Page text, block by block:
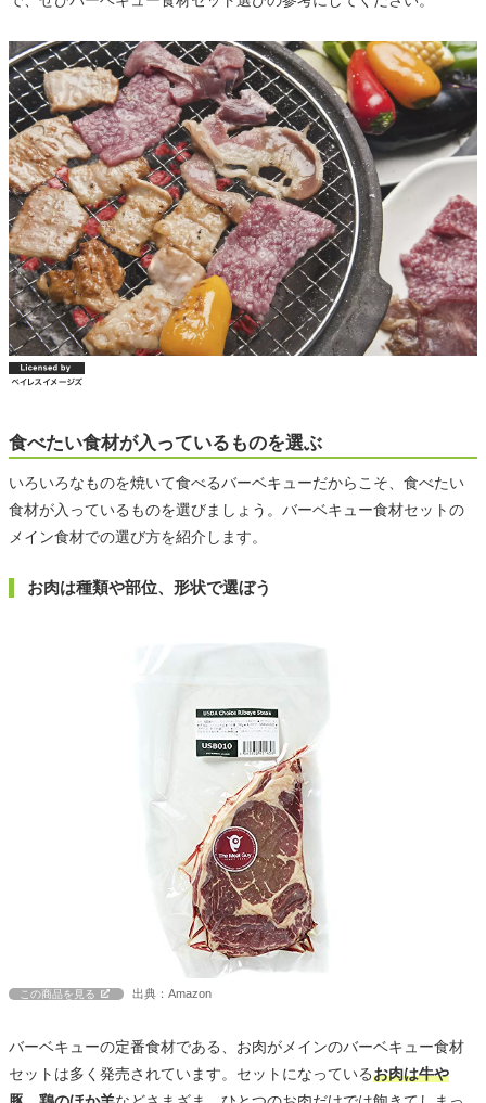
食べたい食材が入っているものを選ぶ
いろいろなものを焼いて食べるバーベキューだからこそ、食べたい
食材が入っているものを選びましょう。バーベキュー食材セットの
メイン食材での選び方を紹介します。
お肉は種類や部位、形状で選ぼう
この商品を見る 出典：Amazon
バーベキューの定番食材である、お肉がメインのバーベキュー食材
セットは多く発売されています。セットになっているお肉は牛や